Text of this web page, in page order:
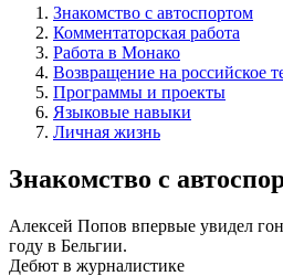
Знакомство с автоспортом
Комментаторская работа
Работа в Монако
Возвращение на российское
Программы и проекты
Языковые навыки
Личная жизнь
Знакомство с
Алексей Попов впервые увидел
году в Бельгии.
Дебют в журналистике